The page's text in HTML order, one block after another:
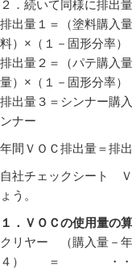
２．続いて同様に排出
排出量１＝（塗料購入
料）×（１－固形分率）
排出量２＝（パテ購入
量）×（１－固形分率）
排出量３＝シンナー購
ンナー
年間ＶＯＣ排出量＝排
自社チェックシート
ょう。
１．ＶＯＣの使用量の
クリヤー （購入量－年
４） ＝ ・